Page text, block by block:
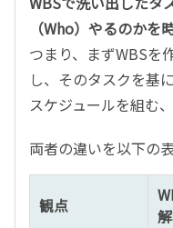
（Who）やるのか
つまり、まずWBSを
し、そのタスクを基
スケジュールを組む
両者の違いを以下の
観点